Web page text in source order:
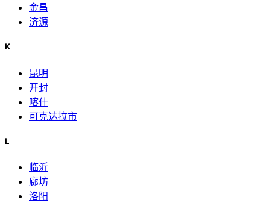
金昌
济源
K
昆明
开封
喀什
可克达拉市
L
临沂
廊坊
洛阳